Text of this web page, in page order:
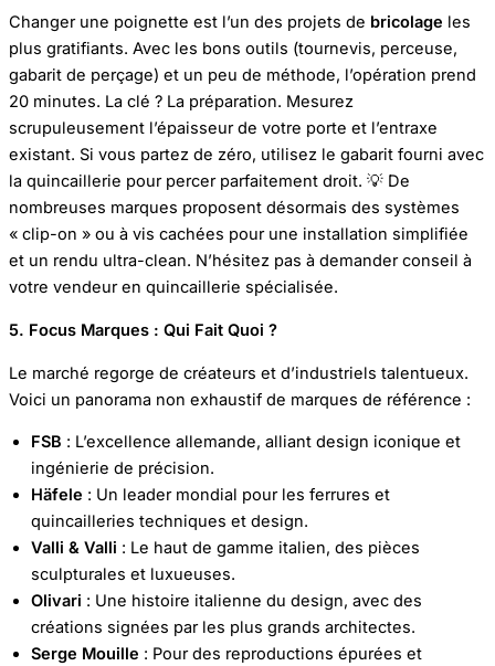
Changer une poignette est l’un des projets de bricolage les
plus gratifiants. Avec les bons outils (tournevis, perceuse,
gabarit de perçage) et un peu de méthode, l’opération prend
20 minutes. La clé ? La préparation. Mesurez
scrupuleusement l’épaisseur de votre porte et l’entraxe
existant. Si vous partez de zéro, utilisez le gabarit fourni avec
la quincaillerie pour percer parfaitement droit. 💡 De
nombreuses marques proposent désormais des systèmes
« clip-on » ou à vis cachées pour une installation simplifiée
et un rendu ultra-clean. N’hésitez pas à demander conseil à
votre vendeur en quincaillerie spécialisée.
5. Focus Marques : Qui Fait Quoi ?
Le marché regorge de créateurs et d’industriels talentueux.
Voici un panorama non exhaustif de marques de référence :
FSB : L’excellence allemande, alliant design iconique et
ingénierie de précision.
Häfele : Un leader mondial pour les ferrures et
quincailleries techniques et design.
Valli & Valli : Le haut de gamme italien, des pièces
sculpturales et luxueuses.
Olivari : Une histoire italienne du design, avec des
créations signées par les plus grands architectes.
Serge Mouille : Pour des reproductions épurées et